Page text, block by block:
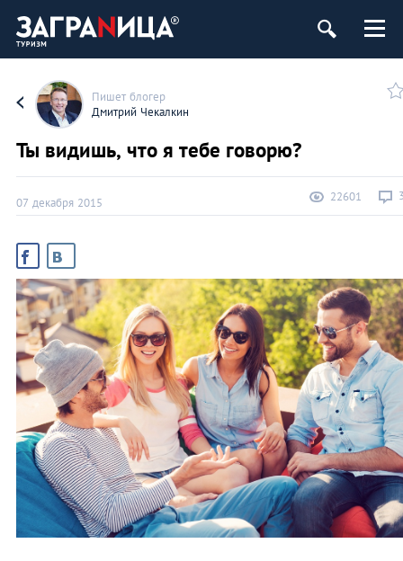
Пишет блогер
Дмитрий Чекалкин
Ты видишь, что я тебе говорю?
07 декабря 2015 22601